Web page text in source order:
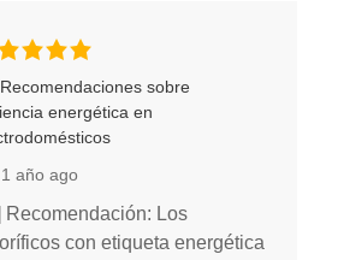
sobre
energética en
1 año ago
Los
con etiqueta energética